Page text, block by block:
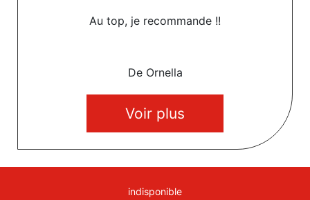
Au top, je recommande !!
De Ornella
Voir plus
indisponible